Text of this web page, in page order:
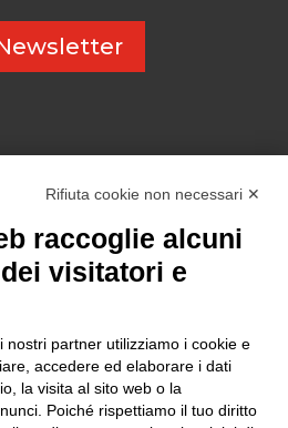
Rifiuta cookie non necessari ✕
raccoglie alcuni
visitatori e
nostri partner utilizziamo i cookie e
accedere ed elaborare i dati
la visita al sito web o la
Poiché rispettiamo il tuo diritto